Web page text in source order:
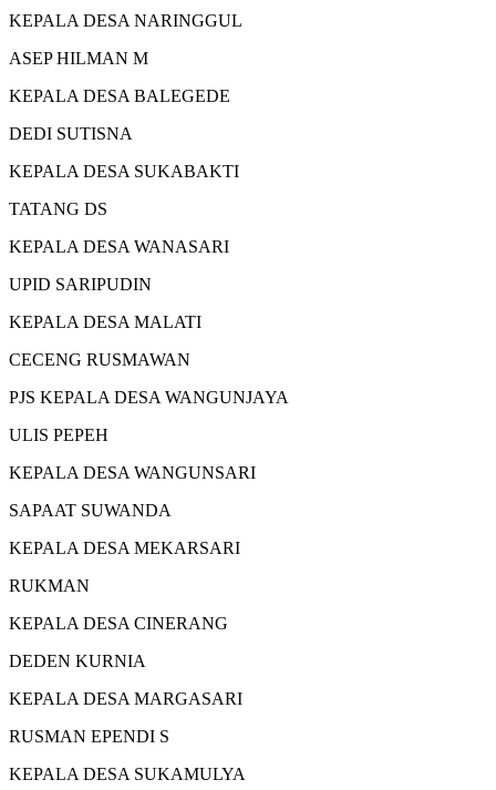
KEPALA DESA NARINGGUL
ASEP HILMAN M
KEPALA DESA BALEGEDE
DEDI SUTISNA
KEPALA DESA SUKABAKTI
TATANG DS
KEPALA DESA WANASARI
UPID SARIPUDIN
KEPALA DESA MALATI
CECENG RUSMAWAN
PJS KEPALA DESA WANGUNJAYA
ULIS PEPEH
KEPALA DESA WANGUNSARI
SAPAAT SUWANDA
KEPALA DESA MEKARSARI
RUKMAN
KEPALA DESA CINERANG
DEDEN KURNIA
KEPALA DESA MARGASARI
RUSMAN EPENDI S
KEPALA DESA SUKAMULYA